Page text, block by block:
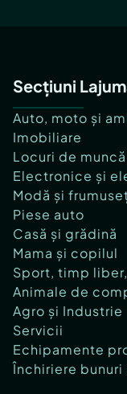
Secțiuni
Auto, moto și
Imobiliare
Locuri de muncă
Electronice și
Modă și
Piese auto
Casă și grădină
Mama și copilul
Sport, timp
Animale de
Agro și Industrie
Servicii
Echipamente
Închiriere bunuri